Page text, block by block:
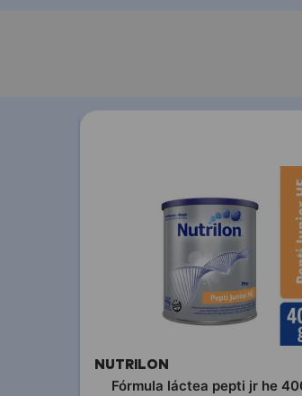
NUTRILON
Fórmula láctea pepti jr he